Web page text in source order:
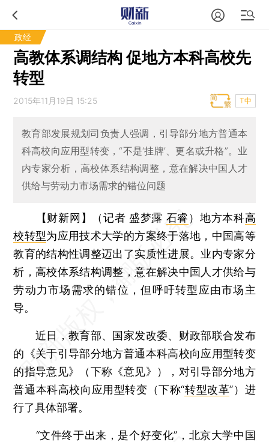
政经
高教体系调结构 促地方本科高校先
转型
2015年11月19日 15:25 T中
教育部发展规划司负责人强调，引导部分地方普通本
科高校向应用型转变，“不是‘挂牌’、更名或升格”。业
内专家分析，高校体系结构调整，意在解决中国人才
供给与劳动力市场需求的错位问题
【财新网】（记者 盛梦露 石睿 ） 地方本科高
校转型为应用技术大学的方案终于落地，中国高等
教育的结构性调整迈出了实质性进展。业内专家分
析，高校体系结构调整，意在解决中国人才供给与
劳动力市场需求的错位，但呼吁转型应由市场主
导。
近日，教育部、国家发改委、财政部联合发布
的《关于引导部分地方普通本科高校向应用型转变
的指导意见》（下称《意见》），对引导部分地方
普通本科高校向应用型转变（下称“转型改革”）进
行了具体部署。
“文件终于出来，是个好变化”，北京大学中国